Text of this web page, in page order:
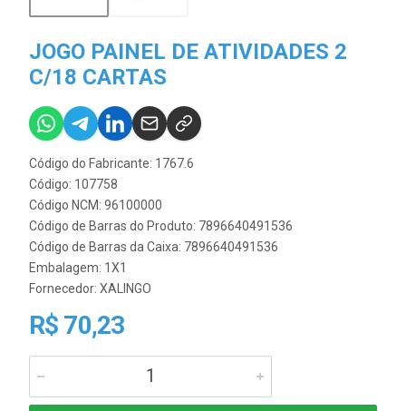
JOGO PAINEL DE ATIVIDADES 2
C/18 CARTAS
Código do Fabricante: 1767.6
Código: 107758
Código NCM: 96100000
Código de Barras do Produto: 7896640491536
Código de Barras da Caixa: 7896640491536
Embalagem: 1X1
Fornecedor: XALINGO
R$ 70,23